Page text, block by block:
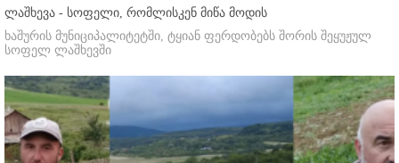
ლაშხევა - სოფელი, რომლისკენ მიწა მოდის
ხაშურის მუნიციპალიტეტში, ტყიან ფერდობებს შორის შეყუჟულ
სოფელ ლაშხევში